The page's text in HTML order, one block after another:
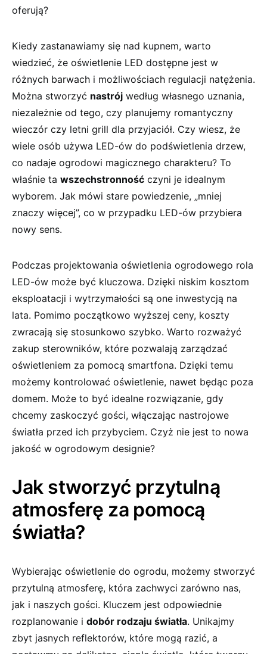
oferują?
Kiedy zastanawiamy się nad kupnem, warto⁤
wiedzieć, ⁣że oświetlenie LED dostępne jest w
różnych barwach⁤ i możliwościach regulacji​ natężenia.⁤
Można stworzyć nastrój ​według ​własnego ​uznania,
niezależnie od tego,‍ czy planujemy romantyczny
wieczór⁣ czy letni⁢ grill dla przyjaciół.‌ Czy wiesz, że
wiele osób używa⁢ LED-ów do podświetlenia drzew,
co nadaje ogrodowi magicznego charakteru? To
właśnie ta wszechstronność czyni je ⁤idealnym
⁢wyborem. Jak mówi stare powiedzenie, „mniej
⁤znaczy więcej”, co w przypadku LED-ów przybiera
nowy sens.
Podczas projektowania oświetlenia ogrodowego rola
​LED-ów może być kluczowa. Dzięki niskim kosztom
eksploatacji i wytrzymałości ‍są​ one inwestycją⁤ na ​
lata. Pomimo początkowo wyższej ⁣ceny, koszty‍
zwracają się stosunkowo szybko. Warto ​rozważyć
zakup sterowników, które pozwalają zarządzać
oświetleniem za pomocą smartfona. Dzięki temu‍
możemy kontrolować‍ oświetlenie, nawet będąc poza
domem. Może to być⁤ idealne rozwiązanie, gdy
chcemy zaskoczyć ⁣gości, włączając nastrojowe
światła przed ‌ich przybyciem. Czyż nie⁢ jest to nowa
jakość​ w ogrodowym​ designie?
Jak stworzyć przytulną
atmosferę za⁢ pomocą
światła?
Wybierając⁤ oświetlenie do ogrodu, możemy ⁤stworzyć⁢
przytulną atmosferę, która zachwyci zarówno nas,
‌jak i naszych gości. Kluczem jest odpowiednie⁣
rozplanowanie ​i dobór⁢ rodzaju światła. Unikajmy
zbyt jasnych reflektorów, które mogą razić, a